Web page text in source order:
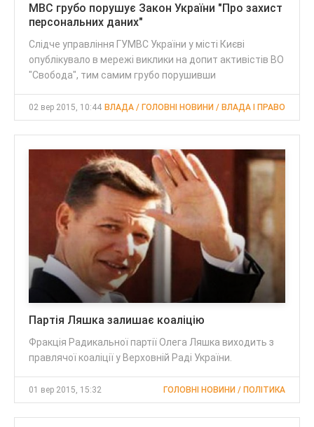
МВС грубо порушує Закон України "Про захист
персональних даних"
Слідче управління ГУМВС України у місті Києві
опублікувало в мережі виклики на допит активістів ВО
"Свобода", тим самим грубо порушивши
02 вер 2015, 10:44 ВЛАДА / ГОЛОВНІ НОВИНИ / ВЛАДА І ПРАВО
Партія Ляшка залишає коаліцію
Фракція Радикальної партії Олега Ляшка виходить з
правлячої коаліції у Верховній Раді України.
01 вер 2015, 15:32 ГОЛОВНІ НОВИНИ / ПОЛІТИКА